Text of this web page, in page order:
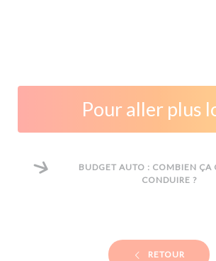
Pour aller plus
BUDGET AUTO : COMBIEN ÇA
CONDUIRE ?
RETOUR